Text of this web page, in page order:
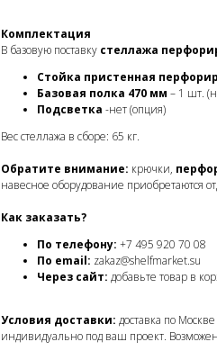
Комплектация
В базовую поставку стеллажа
Стойка пристенная
Базовая полка 470 мм – 1 шт.
Подсветка -нет (опция)
Вес стеллажа в сборе: 65 кг.
Обратите внимание: крючки,
навесное оборудование приобретаются
Как заказать?
По телефону: +7 495 920 70 08
По email: zakaz@shelfmarket.su
Через сайт: добавьте товар в
Условия доставки: доставка по
индивидуально под ваш проект.